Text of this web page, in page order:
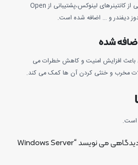
های جدیدی مانند پشتیبانی از کانتینرهای لینوکس،پشتیبانی از Open
امنیت و کاهش خطرات می
خنثی کردن آن ها کمک می کند.
اولین کسی باشید که دیدگاهی می نویسد “Windows Server